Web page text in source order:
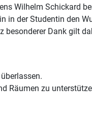
Wilhelm Schickard
in der Studentin den
Dank gilt
Räumen zu